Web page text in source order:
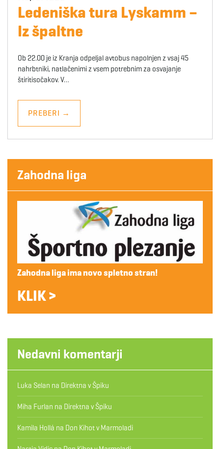
Ledeniška tura Lyskamm –
Iz špaltne
Ob 22.00 je iz Kranja odpeljal avtobus napolnjen z vsaj 45
nahrbtniki, natlačenimi z vsem potrebnim za osvajanje
štiritisočakov. V…
PREBERI →
Zahodna liga
Zahodna liga ima novo spletno stran!
KLIK >
Nedavni komentarji
Luka Selan na Direktna v Špiku
Miha Furlan na Direktna v Špiku
Kamila Hollá na Don Kihot v Marmoladi